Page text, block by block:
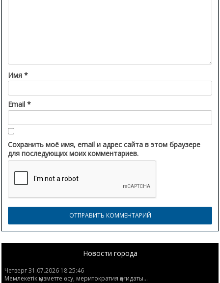
Имя *
Email *
Сохранить моё имя, email и адрес сайта в этом браузере
для последующих моих комментариев.
Новости города
Четверг 31.07.2026 18:25:46
Мемлекетік қызметте өсу, меритократия қағидаты...